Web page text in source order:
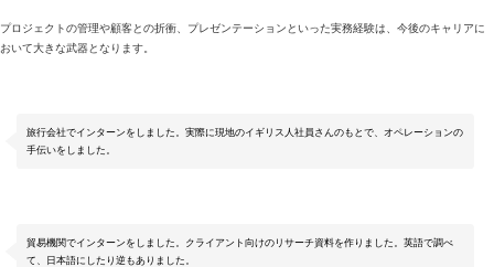
プロジェクトの管理や顧客との折衝、プレゼンテーションといった実務経験は、今後のキャリアに
おいて大きな武器となります。
旅行会社でインターンをしました。実際に現地のイギリス人社員さんのもとで、オペレーションの
手伝いをしました。
貿易機関でインターンをしました。クライアント向けのリサーチ資料を作りました。英語で調べ
て、日本語にしたり逆もありました。